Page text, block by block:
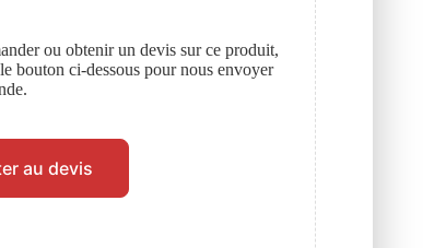
ou obtenir un devis sur ce produit,
bouton ci-dessous pour nous envoyer
au devis